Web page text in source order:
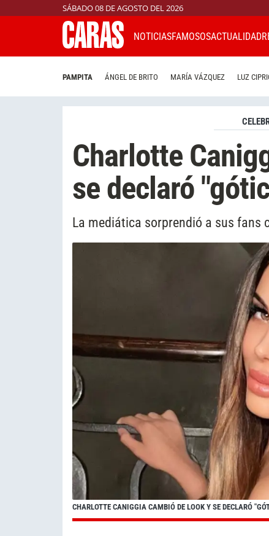
SÁBADO 08 DE AGOSTO DEL 2026
NOTICIASFAMOSOSACTUALIDAD
PAMPITA ÁNGEL DE BRITO MARÍA VÁZQUEZ LUZ
Charlotte
se declaró
La mediática sorprendió a sus fans
CHARLOTTE CANIGGIA CAMBIÓ DE LOOK Y SE DECLARÓ